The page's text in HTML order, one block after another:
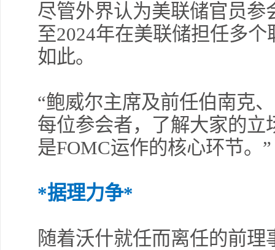
尽管外界认为美联储官员参
至2024年在美联储担任多
如此。
“鲍威尔主席及前任伯南克
每位参会者，了解大家的立
是FOMC运作的核心环节。”
*据理力争*
随着沃什就任而离任的前